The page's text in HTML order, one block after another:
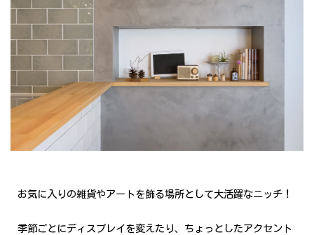
お気に入りの雑貨やアートを飾る場所として大活躍なニッチ！
季節ごとにディスプレイを変えたり、ちょっとしたアクセント